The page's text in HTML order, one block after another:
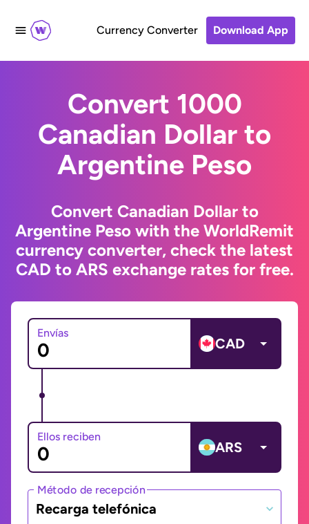
Currency Converter Download App
Convert 1000
Canadian Dollar to
Argentine Peso
Convert Canadian Dollar to
Argentine Peso with the WorldRemit
currency converter, check the latest
CAD to ARS exchange rates for free.
Envías
CAD
Ellos reciben
ARS
Método de recepción
Recarga telefónica